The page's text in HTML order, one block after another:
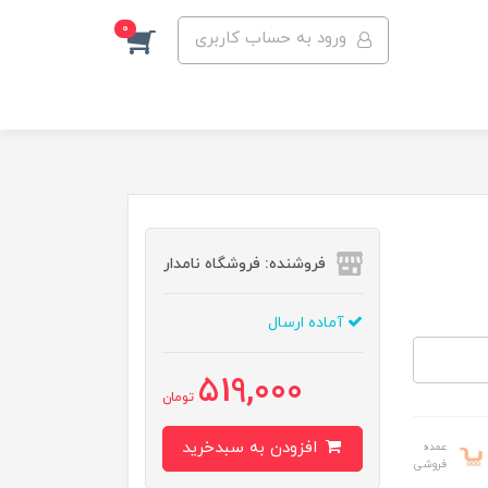
ورود به حساب کاربری 0
عمده
فروشی
فروشنده: فروشگاه نامدار
آماده ارسال
519,000 تومان